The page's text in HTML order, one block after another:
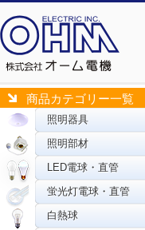
商品カテゴリー一覧
照明器具
照明部材
LED電球・直管
蛍光灯電球・直管
白熱球